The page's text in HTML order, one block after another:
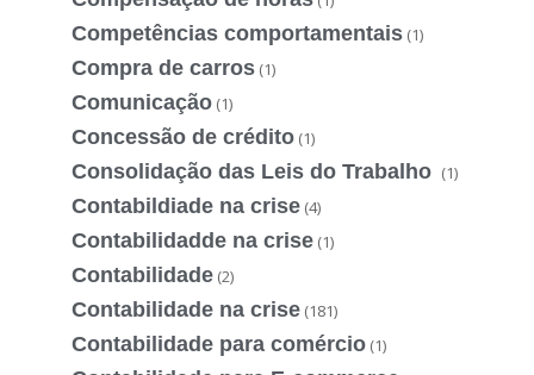
Competências comportamentais (1)
Compra de carros (1)
Comunicação (1)
Concessão de crédito (1)
Consolidação das Leis do Trabalho (1)
Contabildiade na crise (4)
Contabilidadde na crise (1)
Contabilidade (2)
Contabilidade na crise (181)
Contabilidade para comércio (1)